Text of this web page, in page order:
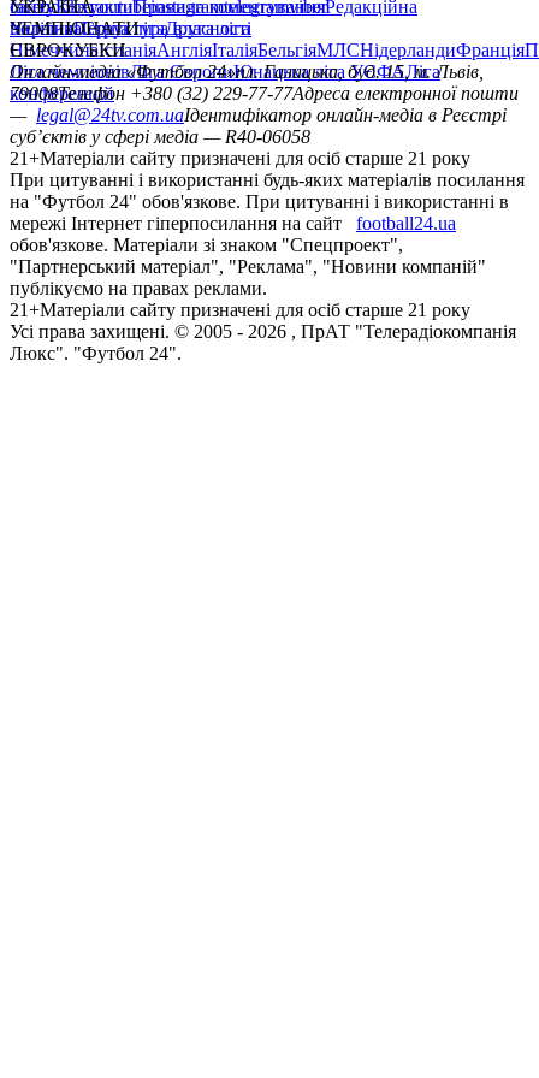
сайтуКонтактиПравила коментуванняРедакційна
політикаСтруктура власності
facebookxyoutubeinstagramtelegramviber
УКРАЇНА
УкраїнаПерша лігаДруга ліга
ЧЕМПІОНАТИ
НімеччинаІспаніяАнгліяІталіяБельгіяМЛСНідерландиФранція
ЄВРОКУБКИ
Ліга чемпіонівЛіга ЄвропиЮнацька ліга УЄФАЛіга
конференцій
Онлайн-медіа «Футбол 24»пл. Галицька, буд. 15, м. Львів,
79008Телефон +380 (32) 229-77-77Адреса електронної пошти
— legal@24tv.com.uaІдентифікатор онлайн-медіа в Реєстрі
суб’єктів у сфері медіа — R40-06058
21+Матеріали сайту призначені для осіб старше 21 року
При цитуванні і використанні будь-яких матеріалів посилання
на "Футбол 24" обов'язкове. При цитуванні і використанні в
мережі Інтернет гіперпосилання на сайт
football24.ua
обов'язкове. Матеріали зі знаком "Спецпроект",
"Партнерський матеріал", "Реклама", "Новини компаній"
публікуємо на правах реклами.
21+Матеріали сайту призначені для осіб старше 21 року
Усi права захищенi. © 2005 - 2026 , ПрАТ "Телерадіокомпанія
Люкс". "Футбол 24".